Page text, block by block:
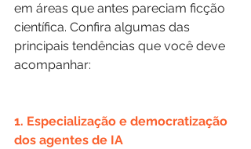
em áreas que antes pareciam ficção
científica. Confira algumas das
principais tendências que você deve
acompanhar:
1. Especialização e democratização
dos agentes de IA